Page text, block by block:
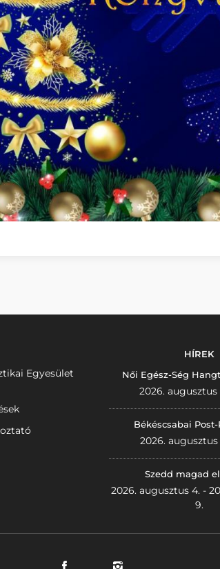
Egyesület
HÍREK
Női Egész-Ség
2026. augusztus
Békéscsabai
2026. augusztus
Szedd magad
2026. augusztus 4. -
9.